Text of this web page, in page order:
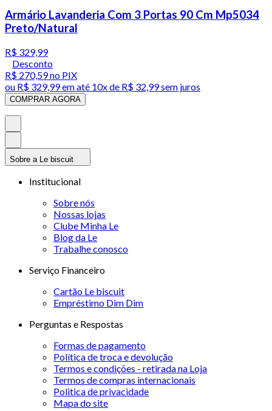
Armário Lavanderia Com 3 Portas 90 Cm Mp5034
Preto/Natural
R$ 329,99
Desconto
R$ 270,59no PIX
ou R$ 329,99em até 10x de R$ 32,99 sem juros
COMPRAR AGORA
Sobre a Le biscuit
Institucional
Sobre nós
Nossas lojas
Clube Minha Le
Blog da Le
Trabalhe conosco
Serviço Financeiro
Cartão Le biscuit
Empréstimo Dim Dim
Perguntas e Respostas
Formas de pagamento
Política de troca e devolução
Termos e condições - retirada na Loja
Termos de compras internacionais
Politica de privacidade
Mapa do site